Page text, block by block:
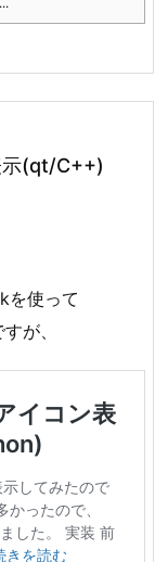
示(qt/C++)
を使って
が、